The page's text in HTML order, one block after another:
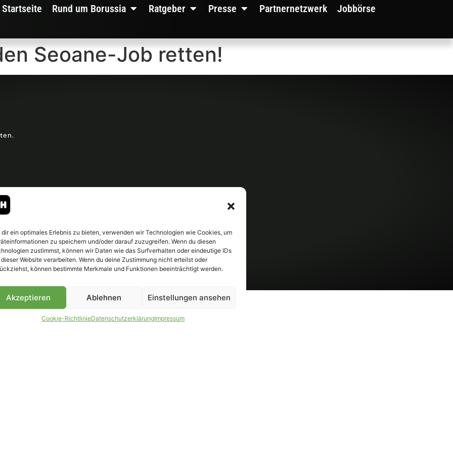
dir ein optimales Erlebnis zu bieten, verwenden wir Technologien wie Cookies, um
zu speichern und/oder darauf zuzugreifen. Wenn du diesen
zustimmst, können wir Daten wie das Surfverhalten oder eindeutige IDs
Website verarbeiten. Wenn du deine Zustimmung nicht erteilst oder
können bestimmte Merkmale und Funktionen beeinträchtigt werden.
Akzeptieren Ablehnen Einstellungen ansehen
Cookie-RichtlinieDatenschutzerklärungImpressum
Startseite Rund um Borussia Ratgeber Presse Partnernetzwerk Jobbörse
Seoane-Job retten!